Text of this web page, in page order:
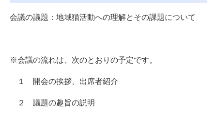
会議の議題：地域猫活動への理解とその課題について​
※会議の流れは、次のとおりの予定です。
１ 開会の挨拶、出席者紹介
２ 議題の趣旨の説明